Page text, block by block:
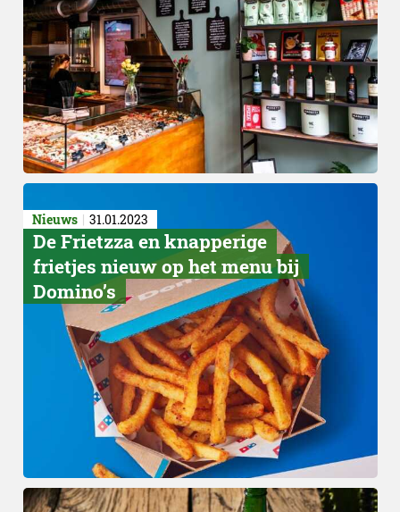
Overbevissing
Nieuws 31.01.2023
De Frietzza en knapperige
frietjes nieuw op het menu bij
Domino’s